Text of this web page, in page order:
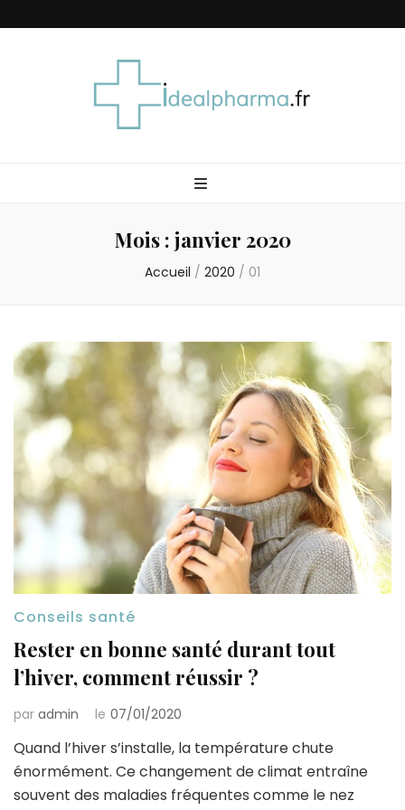
Idéal Pharma
Mois : janvier 2020
Accueil / 2020 / 01
Conseils santé
Rester en bonne santé durant tout
l’hiver, comment réussir ?
par admin le 07/01/2020
Quand l’hiver s’installe, la température chute
énormément. Ce changement de climat entraîne
souvent des maladies fréquentes comme le nez